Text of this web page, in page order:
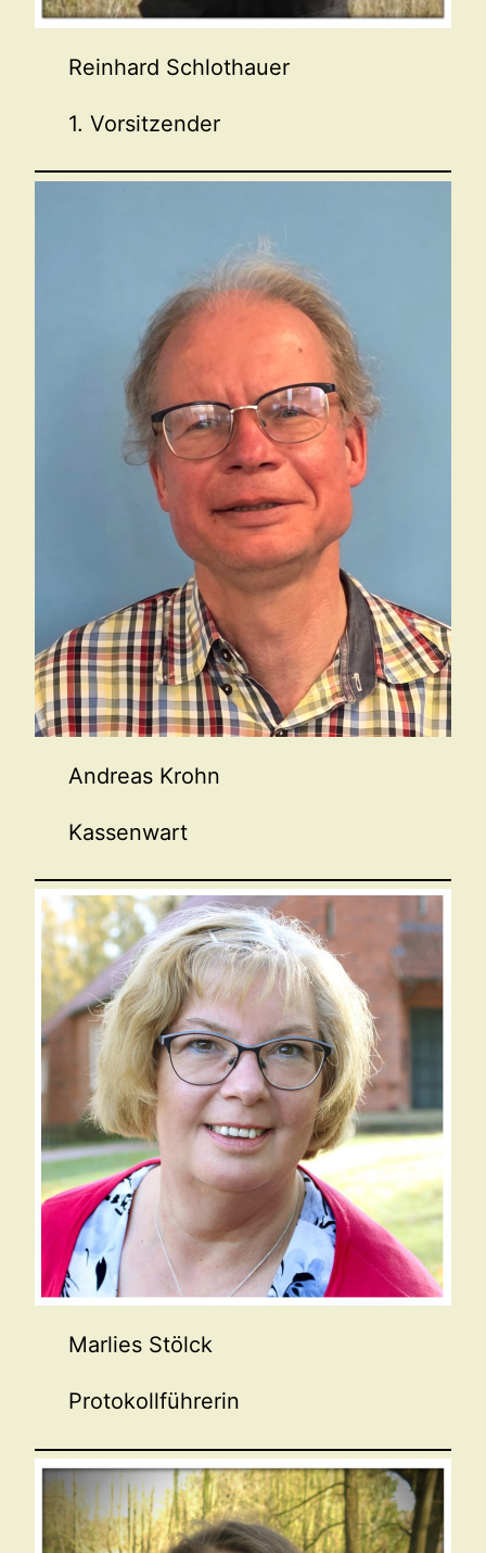
Reinhard Schlothauer
1. Vorsitzender
Andreas Krohn
Kassenwart
Marlies Stölck
Protokollführerin